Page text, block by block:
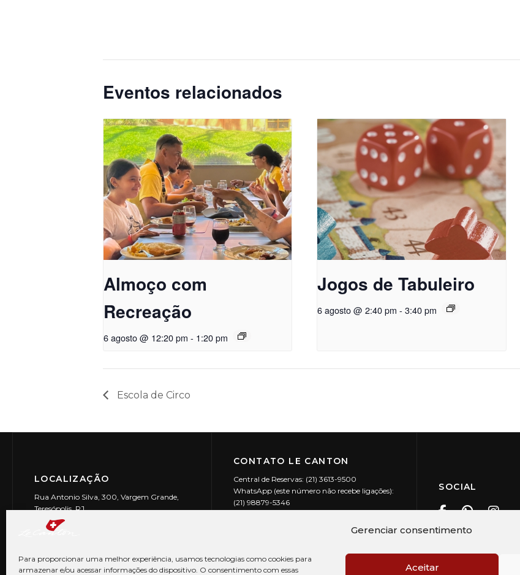
Gerenciar consentimento
Para proporcionar uma melhor experiência, usamos tecnologias como cookies para
armazenar e/ou acessar informações do dispositivo. O consentimento com essas
Aceitar
Eventos relacionados
Almoço com
Recreação
6 agosto @ 12:20 pm - 1:20 pm
Jogos de Tabuleiro
6 agosto @ 2:40 pm - 3:40 pm
Escola de Circo
LOCALIZAÇÃO
Rua Antonio Silva, 300, Vargem Grande,
Teresópolis, RJ
CEP: 25990-150
CONTATO LE CANTON
Central de Reservas: (21) 3613-9500
WhatsApp (este número não recebe ligações):
(21) 98879-5346
SOCIAL